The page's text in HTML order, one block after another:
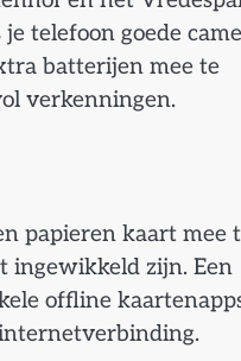
telefoon goede
batterijen mee te
verkenningen.
papieren kaart mee
ingewikkeld zijn. Een
offline